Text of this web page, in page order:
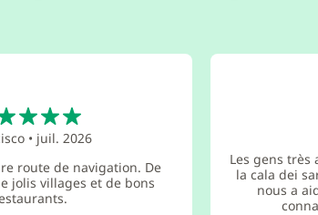
• juil. 2026
route de navigation. De
jolis villages et de bons
Les gens
la cala dei
nous a